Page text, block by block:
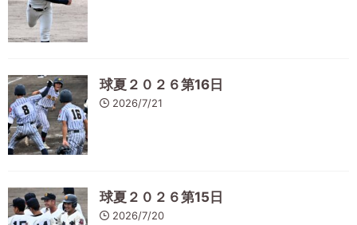
球夏２０２６第16日
2026/7/21
球夏２０２６第15日
2026/7/20